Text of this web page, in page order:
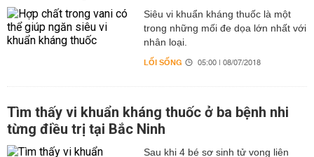
Siêu vi khuẩn kháng thuốc là một
trong những mối đe dọa lớn nhất với
nhân loại.
LỐI SỐNG 05:00 | 08/07/2018
Tìm thấy vi khuẩn kháng thuốc ở ba bệnh nhi
từng điều trị tại Bắc Ninh
Sau khi 4 bé sơ sinh tử vong liên